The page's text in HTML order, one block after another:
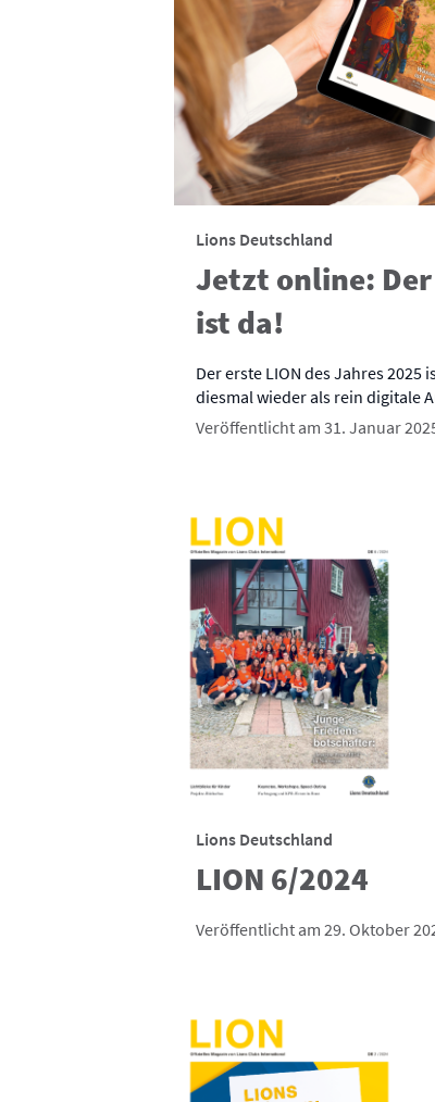
Lions Deutschland
Jetzt online: Der
ist da!
Der erste LION des Jahres 2025
diesmal wieder als rein digitale
Veröffentlicht am 31. Januar
Lions Deutschland
LION 6/2024
Veröffentlicht am 29. Oktober